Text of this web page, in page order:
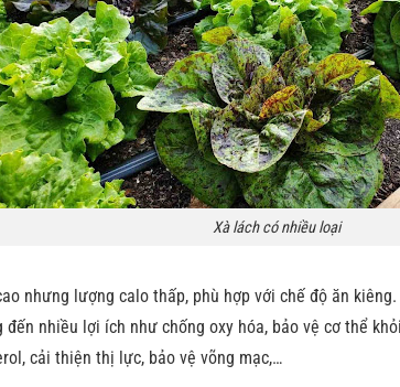
Xà lách có nhiều loại
nhưng lượng calo thấp, phù hợp với chế độ ăn
đến nhiều lợi ích như chống oxy hóa, bảo vệ cơ thể
cải thiện thị lực, bảo vệ võng mạc,…